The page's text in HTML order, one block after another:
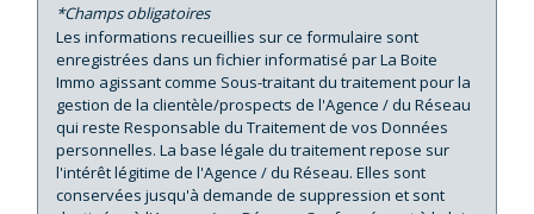
Maisons
Appartements
56,60 %
Familles avec 3 enfants
7,96 %
*Champs obligatoires
Les informations recueillies sur ce formulaire sont
enregistrées dans un fichier informatisé par La Boite
Immo agissant comme Sous-traitant du traitement pour la
gestion de la clientèle/prospects de l'Agence / du Réseau
qui reste Responsable du Traitement de vos Données
personnelles. La base légale du traitement repose sur
l'intérêt légitime de l'Agence / du Réseau. Elles sont
conservées jusqu'à demande de suppression et sont